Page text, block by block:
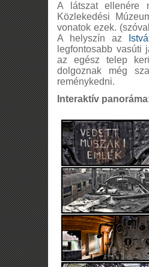
A látszat ellenére
Közlekedési
vonatok ezek.
A helyszín az
legfontosabb vasúti
az egész telep
dolgoznak még
reménykedni.
Interaktív